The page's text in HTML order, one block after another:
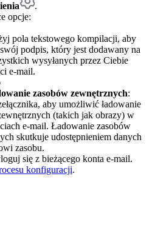
.
opcje:
pola tekstowego kompilacji, aby
podpis, który jest dodawany na
wysyłanych przez Ciebie
e-mail.
zasobów zewnętrznych:
aby umożliwić ładowanie
(takich jak obrazy) w
e-mail. Ładowanie zasobów
skutkuje udostępnieniem danych
zasobu.
się z bieżącego konta e-mail.
konfiguracji.